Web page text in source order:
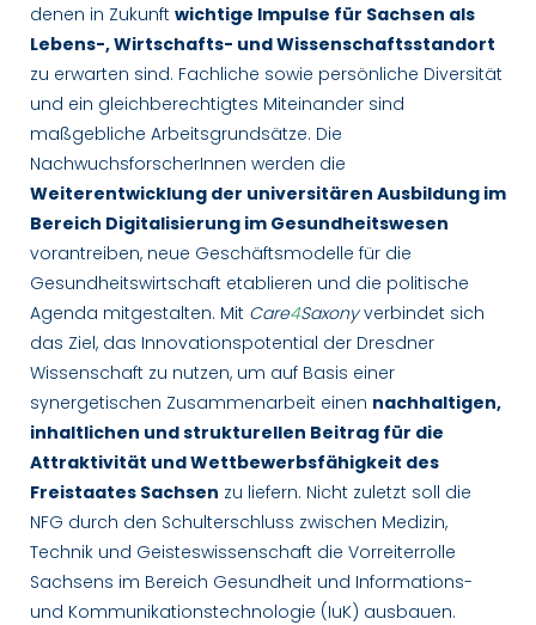
denen in Zukunft wichtige Impulse für Sachsen als
Lebens-, Wirtschafts- und Wissenschaftsstandort
zu erwarten sind. Fachliche sowie persönliche Diversität
und ein gleichberechtigtes Miteinander sind
maßgebliche Arbeitsgrundsätze. Die
NachwuchsforscherInnen werden die
Weiterentwicklung der universitären Ausbildung im
Bereich Digitalisierung im Gesundheitswesen
vorantreiben, neue Geschäftsmodelle für die
Gesundheitswirtschaft etablieren und die politische
Agenda mitgestalten. Mit Care4Saxonyverbindet sich
das Ziel, das Innovationspotential der Dresdner
Wissenschaft zu nutzen, um auf Basis einer
synergetischen Zusammenarbeit einen nachhaltigen,
inhaltlichen und strukturellen Beitrag für die
Attraktivität und Wettbewerbsfähigkeit des
Freistaates Sachsen zu liefern. Nicht zuletzt soll die
NFG durch den Schulterschluss zwischen Medizin,
Technik und Geisteswissenschaft die Vorreiterrolle
Sachsens im Bereich Gesundheit und Informations-
und Kommunikationstechnologie (IuK) ausbauen.